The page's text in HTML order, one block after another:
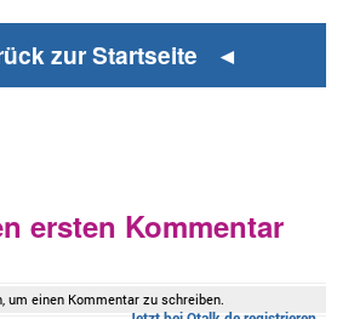
zur Startseite ◄
ersten Kommentar